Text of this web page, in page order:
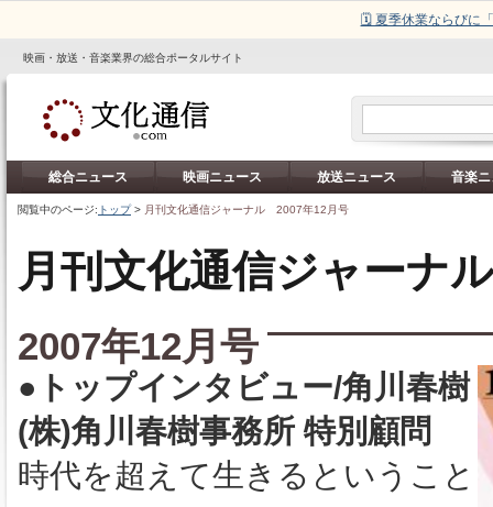
🗓️ 夏季休業ならびに
映画・放送・音楽業界の総合ポータルサイト
総合ニュース 映画ニュース 放送ニュース 音楽
閲覧中のページ: トップ> 月刊文化通信ジャーナル 2007年12月号
月刊文化通信ジャーナル
2007年12月号
●トップインタビュー/角川春樹
(株)角川春樹事務所 特別顧問
時代を超えて生きるということ